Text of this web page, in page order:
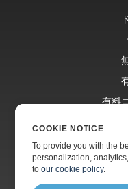
有料
COOKIE NOTICE
To provide you with the
personalization,
toour cookie policy.